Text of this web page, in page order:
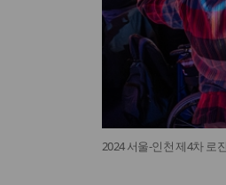
2024 서울-인천 제4차 로